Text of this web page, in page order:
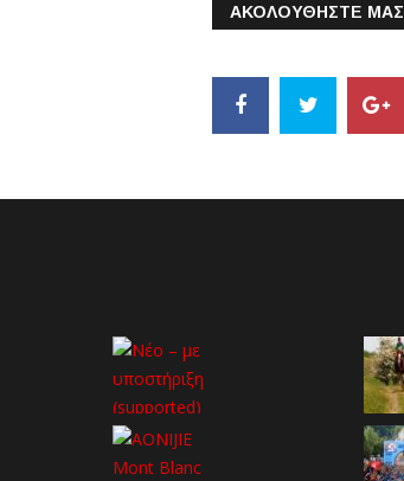
ΑΚΟΛΟΥΘΗΣΤΕ ΜΑΣ